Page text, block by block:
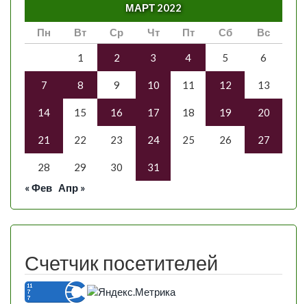
МАРТ 2022
Пн
Вт Ср Чт Пт Сб Вс
1 2 3 4 5 6
7 8 9 10 11 12 13
14 15 16 17 18 19 20
21 22 23 24 25 26 27
28 29 30
31
« Фев Апр »
Счетчик посетителей